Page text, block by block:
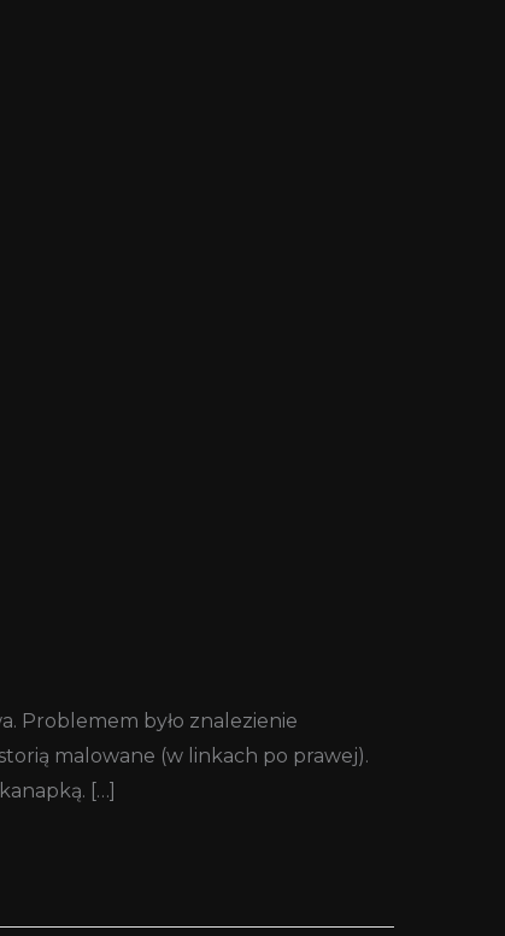
Problemem było znalezienie
malowane (w linkach po prawej).
[…]